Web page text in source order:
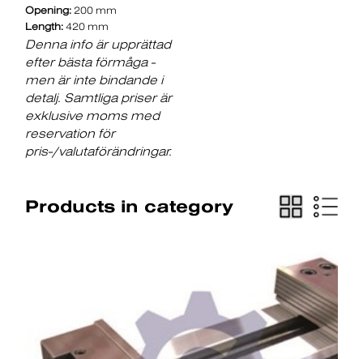
Opening: 200 mm
Length: 420 mm
Denna info är upprättad
efter bästa förmåga -
men är inte bindande i
detalj. Samtliga priser är
exklusive moms med
reservation för
pris-/valutaförändringar.
Products in category